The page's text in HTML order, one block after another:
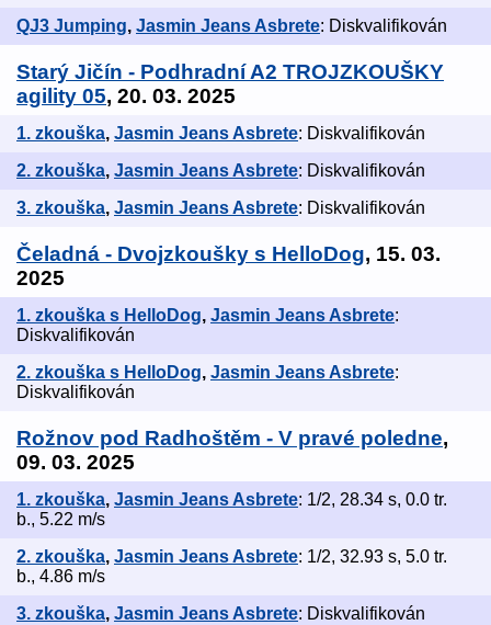
QJ3 Jumping, Jasmin Jeans Asbrete: Diskvalifikován
Starý Jičín - Podhradní A2 TROJZKOUŠKY
agility 05, 20. 03. 2025
1. zkouška, Jasmin Jeans Asbrete: Diskvalifikován
2. zkouška, Jasmin Jeans Asbrete: Diskvalifikován
3. zkouška, Jasmin Jeans Asbrete: Diskvalifikován
Čeladná - Dvojzkoušky s HelloDog, 15. 03.
2025
1. zkouška s HelloDog, Jasmin Jeans Asbrete:
Diskvalifikován
2. zkouška s HelloDog, Jasmin Jeans Asbrete:
Diskvalifikován
Rožnov pod Radhoštěm - V pravé poledne,
09. 03. 2025
1. zkouška, Jasmin Jeans Asbrete: 1/2, 28.34 s, 0.0 tr.
b., 5.22 m/s
2. zkouška, Jasmin Jeans Asbrete: 1/2, 32.93 s, 5.0 tr.
b., 4.86 m/s
3. zkouška, Jasmin Jeans Asbrete: Diskvalifikován